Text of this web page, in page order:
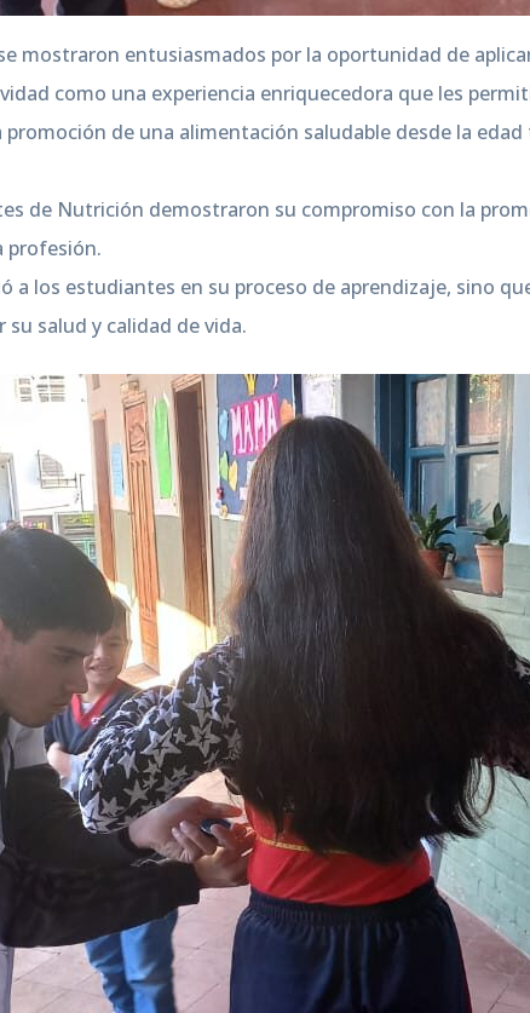
mostraron entusiasmados por la oportunidad de
como una experiencia enriquecedora que les
de una alimentación saludable desde la edad
de Nutrición demostraron su compromiso con la
profesión.
a los estudiantes en su proceso de aprendizaje, sino
salud y calidad de vida.